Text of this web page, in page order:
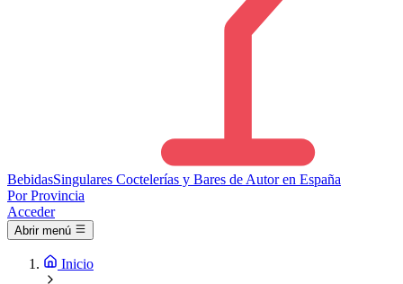
BebidasSingulares Coctelerías y Bares de Autor en España
Por Provincia
Acceder
Abrir menú
Inicio